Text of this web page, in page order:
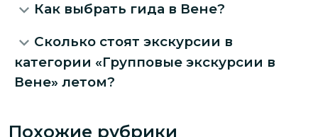
Как выбрать гида в Вене?
Сколько стоят экскурсии в
категории «Групповые экскурсии в
Вене» летом?
Похожие рубрики